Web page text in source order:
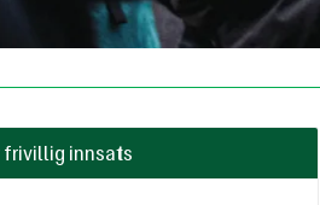
frivillig innsats